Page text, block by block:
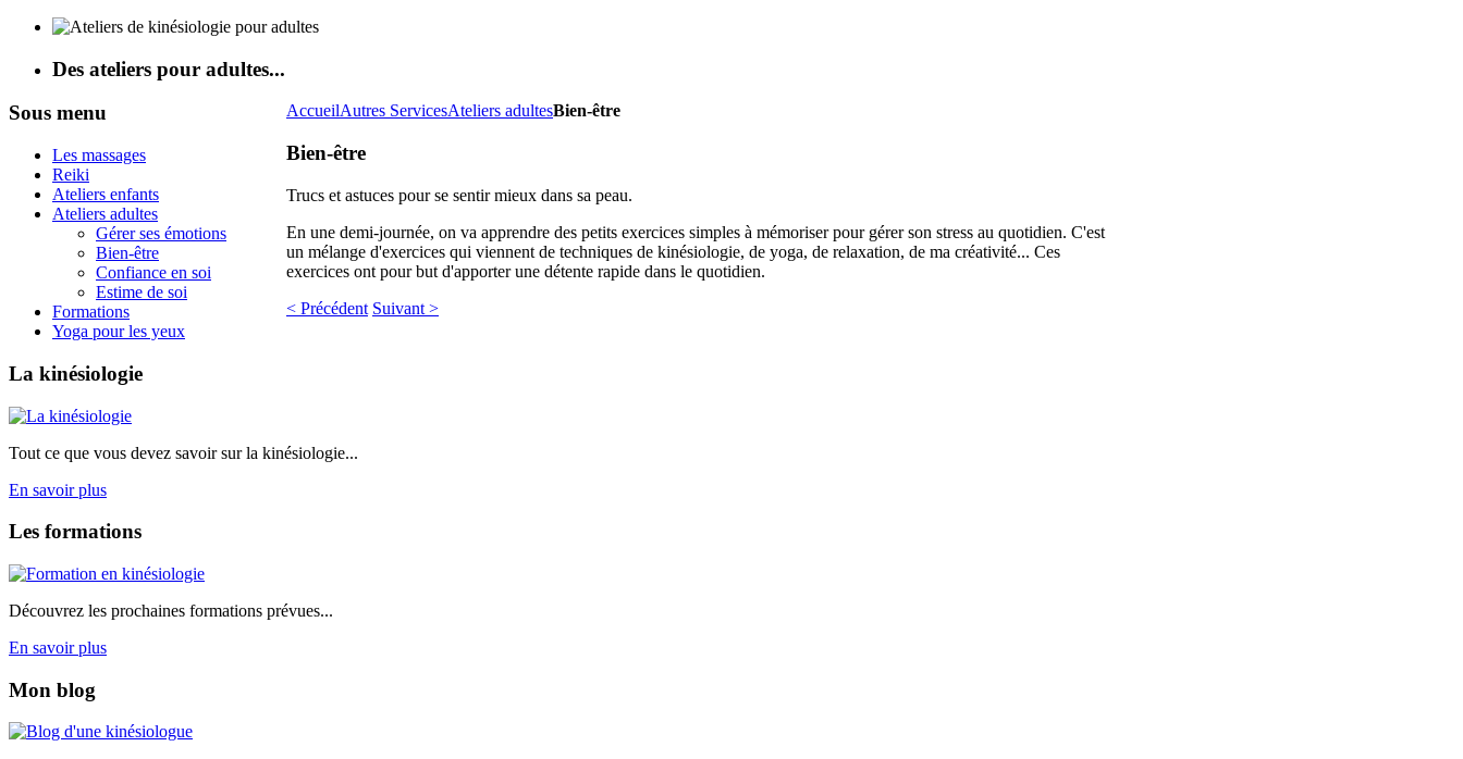
Des ateliers pour adultes...
AccueilAutres ServicesAteliers adultesBien-être
Bien-être
Trucs et astuces pour se sentir mieux dans sa peau.
En une demi-journée, on va apprendre des petits exercices simples à mémoriser pour gérer son stress au quotidien. C'est
un mélange d'exercices qui viennent de techniques de kinésiologie, de yoga, de relaxation, de ma créativité... Ces
exercices ont pour but d'apporter une détente rapide dans le quotidien.
< Précédent Suivant >
Sous menu
Les massages
Reiki
Ateliers enfants
Ateliers adultes
Gérer ses émotions
Bien-être
Confiance en soi
Estime de soi
Formations
Yoga pour les yeux
La kinésiologie
Tout ce que vous devez savoir sur la kinésiologie...
En savoir plus
Les formations
Découvrez les prochaines formations prévues...
En savoir plus
Mon blog